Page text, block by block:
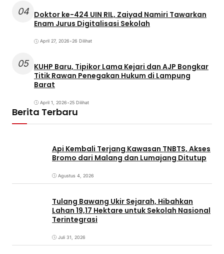
04 Doktor ke-424 UIN RIL, Zaiyad Namiri Tawarkan
Enam Jurus Digitalisasi Sekolah
April 27, 2026•26 Dilihat
05 KUHP Baru, Tipikor Lama Kejari dan AJP Bongkar
Titik Rawan Penegakan Hukum di Lampung
Barat
April 1, 2026•25 Dilihat
Berita Terbaru
Api Kembali Terjang Kawasan TNBTS, Akses
Bromo dari Malang dan Lumajang Ditutup
Agustus 4, 2026
Tulang Bawang Ukir Sejarah, Hibahkan
Lahan 19,17 Hektare untuk Sekolah Nasional
Terintegrasi
Juli 31, 2026